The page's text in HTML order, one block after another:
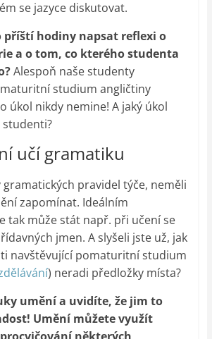
se jazyce diskutovat.
příští hodiny napsat reflexi o
a o tom, co kterého studenta
Alespoň naše studenty
studium angličtiny
úkol nikdy nemine! A jaký úkol
učí gramatiku
gramatických pravidel týče, neměli
zapomínat. Ideálním
tak může stát např. při učení se
jmen. A slyšeli jste už, jak
navštěvující pomaturitní studium
) neradi předložky místa?
umění a uvidíte, že jim to
Umění můžete využít